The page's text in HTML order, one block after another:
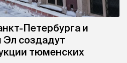
Петербурга и
Эл создадут
тюменских